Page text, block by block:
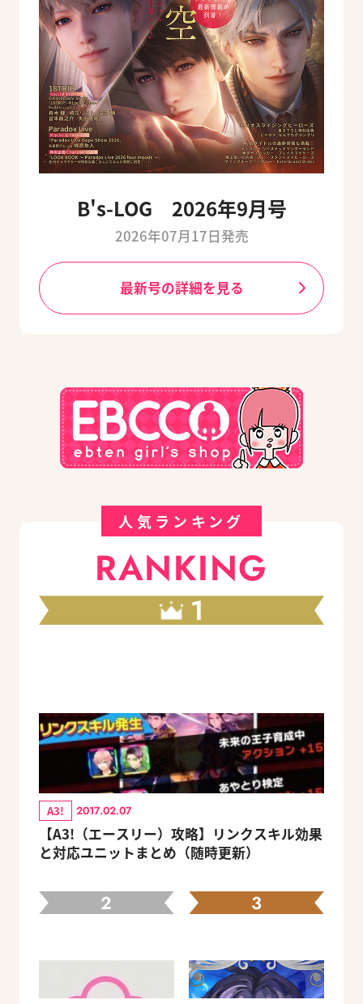
B's-LOG 2026年9月号
2026年07月17日発売
最新号の詳細を見る
人気ランキング
RANKING
1
A3! 2017.02.07
【A3!（エースリー）攻略】リンクスキル効果
と対応ユニットまとめ（随時更新）
2 3